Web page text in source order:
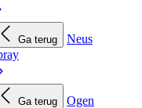
Ga terug
Neus
Ga terug
Ogen